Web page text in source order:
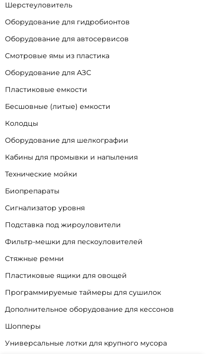
Шерстеуловитель
Оборудование для гидробионтов
Оборудование для автосервисов
Смотровые ямы из пластика
Оборудование для АЗС
Пластиковые емкости
Бесшовные (литые) емкости
Колодцы
Оборудование для шелкографии
Кабины для промывки и напыления
Технические мойки
Биопрепараты
Сигнализатор уровня
Подставка под жироуловители
Фильтр-мешки для пескоуловителей
Стяжные ремни
Пластиковые ящики для овощей
Программируемые таймеры для сушилок
Дополнительное оборудование для кессонов
Шопперы
Универсальные лотки для крупного мусора